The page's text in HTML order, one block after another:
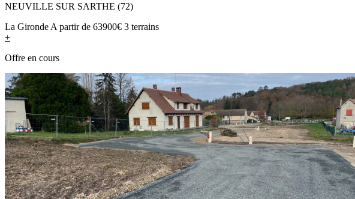
NEUVILLE SUR SARTHE (72)
La Gironde A partir de 63900€ 3 terrains
+
Offre en cours